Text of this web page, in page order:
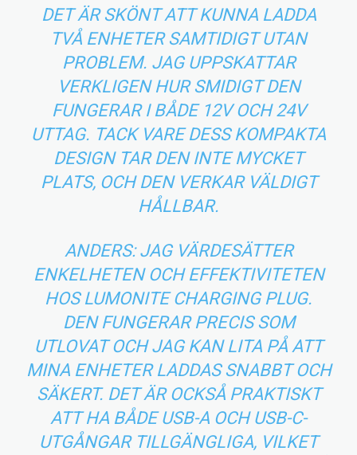
DET ÄR SKÖNT ATT KUNNA LADDA
TVÅ ENHETER SAMTIDIGT UTAN
PROBLEM. JAG UPPSKATTAR
VERKLIGEN HUR SMIDIGT DEN
FUNGERAR I BÅDE 12V OCH 24V
UTTAG. TACK VARE DESS KOMPAKTA
DESIGN TAR DEN INTE MYCKET
PLATS, OCH DEN VERKAR VÄLDIGT
HÅLLBAR.
ANDERS: JAG VÄRDESÄTTER
ENKELHETEN OCH EFFEKTIVITETEN
HOS LUMONITE CHARGING PLUG.
DEN FUNGERAR PRECIS SOM
UTLOVAT OCH JAG KAN LITA PÅ ATT
MINA ENHETER LADDAS SNABBT OCH
SÄKERT. DET ÄR OCKSÅ PRAKTISKT
ATT HA BÅDE USB-A OCH USB-C-
UTGÅNGAR TILLGÄNGLIGA, VILKET